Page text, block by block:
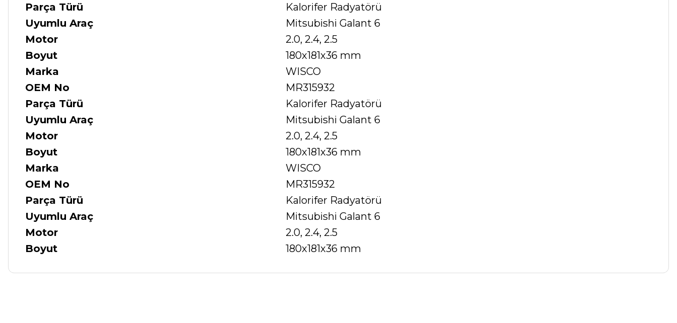
Parça Türü
Kalorifer Radyatörü
Uyumlu Araç
Mitsubishi Galant 6
Motor
2.0, 2.4, 2.5
Boyut
180x181x36 mm
Marka
WISCO
OEM No
MR315932
Parça Türü
Kalorifer Radyatörü
Uyumlu Araç
Mitsubishi Galant 6
Motor
2.0, 2.4, 2.5
Boyut
180x181x36 mm
Marka
WISCO
OEM No
MR315932
Parça Türü
Kalorifer Radyatörü
Uyumlu Araç
Mitsubishi Galant 6
Motor
2.0, 2.4, 2.5
Boyut
180x181x36 mm